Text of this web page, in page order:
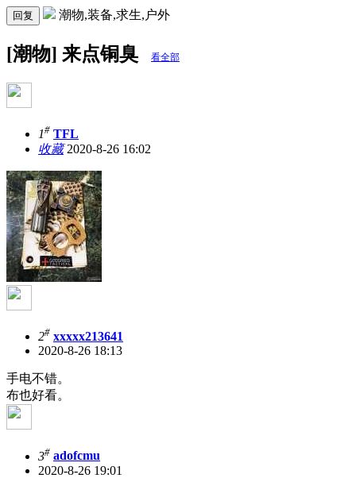
回复 潮物,装备,求生,户外
[潮物] 来点铜臭 看全部
1# TFL
收藏2020-8-26 16:02
2# xxxxx213641
2020-8-26 18:13
手电不错。
布也好看。
3# adofcmu
2020-8-26 19:01